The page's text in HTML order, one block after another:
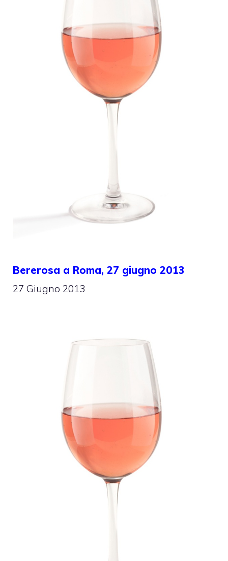
Bererosa a Roma, 27 giugno 2013
27 Giugno 2013